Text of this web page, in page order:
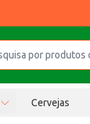
Cervejas